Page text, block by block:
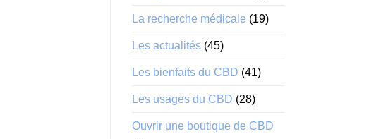
La recherche médicale (19)
Les actualités(45)
Les bienfaits du CBD (41)
Les usages du CBD (28)
Ouvrir une boutique de CBD